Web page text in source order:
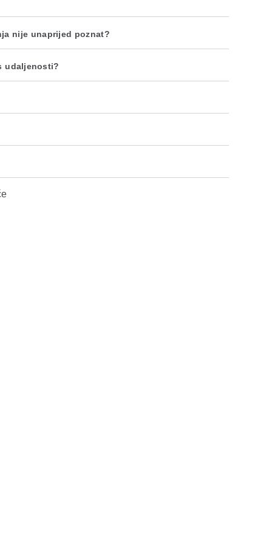
nije unaprijed poznat?
udaljenosti?